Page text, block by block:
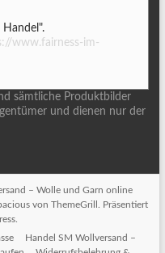
www.fairness-im-
sämtliche Produktbilder
und dienen nur der
– Wolle und Garn online
von ThemeGrill. Präsentiert
Handel SM Wollversand –